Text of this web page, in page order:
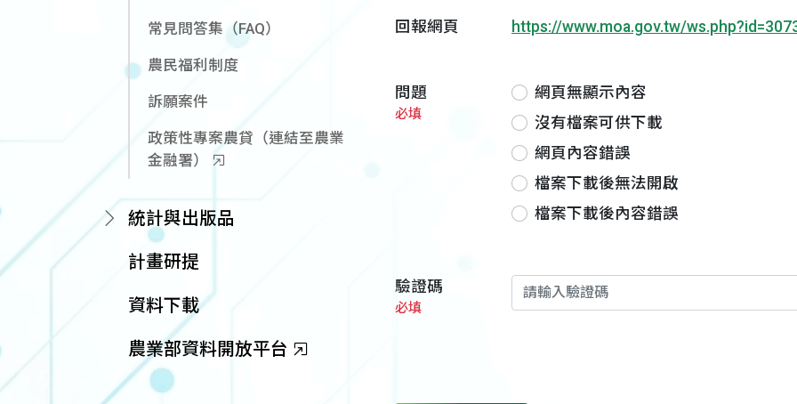
常見問答集（FAQ）
農民福利制度
訴願案件
政策性專案農貸（連結至農業
金融署）
統計與出版品
計畫研提
資料下載
農業部資料開放平台
回報網頁 https://www.moa.gov.tw/
問題
必填
網頁無顯示內容
沒有檔案可供下載
網頁內容錯誤
檔案下載後無法開啟
檔案下載後內容錯誤
驗證碼
必填